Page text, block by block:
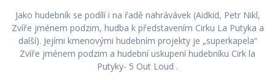
Jako hudebník se podílí i na řadě nahrávávek (Aidkid, Petr Nikl,
Zvíře jménem podzim, hudba k představením Cirku La Putyka a
další). Jejími kmenovými hudebním projekty je „superkapela“
Zvíře jménem podzim a hudební uskupení hudebníku Cirk la
Putyky- 5 Out Loud .